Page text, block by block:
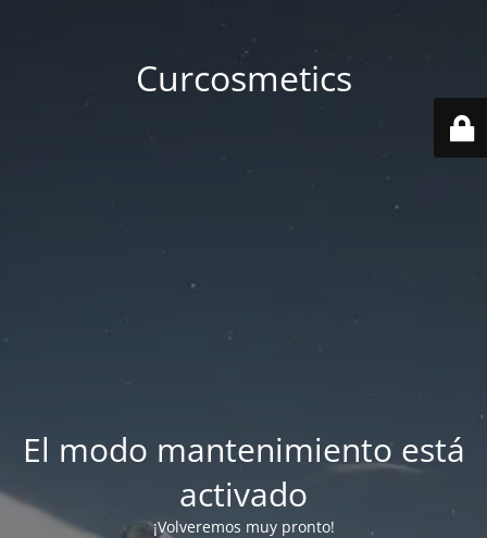
Curcosmetics
El modo mantenimiento está
activado
¡Volveremos muy pronto!